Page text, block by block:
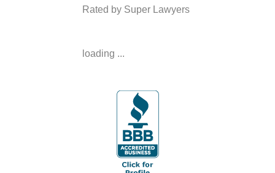
Rated by Super Lawyers
loading ...